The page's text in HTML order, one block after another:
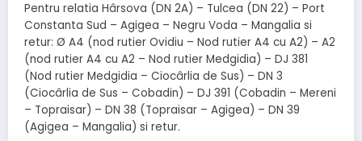
Pentru relatia Hârsova (DN 2A) – Tulcea (DN 22) – Port
Constanta Sud – Agigea – Negru Voda – Mangalia si
retur: Ø A4 (nod rutier Ovidiu – Nod rutier A4 cu A2) – A2
(nod rutier A4 cu A2 – Nod rutier Medgidia) – DJ 381
(Nod rutier Medgidia – Ciocârlia de Sus) – DN 3
(Ciocârlia de Sus – Cobadin) – DJ 391 (Cobadin – Mereni
– Topraisar) – DN 38 (Topraisar – Agigea) – DN 39
(Agigea – Mangalia) si retur.